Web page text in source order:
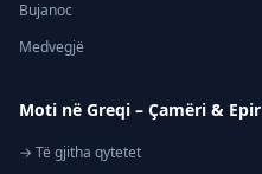
Bujanoc
Medvegjë
Moti në Greqi – Çamëri & Epir
→ Të gjitha qytetet